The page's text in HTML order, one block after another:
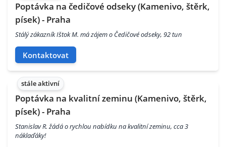
Poptávka na čedičové odseky (Kamenivo, štěrk,
písek) - Praha
Stálý zákazník Ištok M. má zájem o Čedičové odseky, 92 tun
Kontaktovat
stále aktivní
Poptávka na kvalitní zeminu (Kamenivo, štěrk,
písek) - Praha
Stanislav R. žádá o rychlou nabídku na kvalitní zeminu, cca 3
náklaďáky!